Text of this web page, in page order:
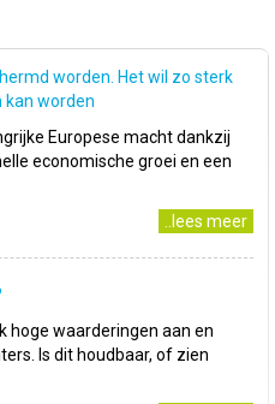
worden. Het wil zo sterk
kan worden
Europese macht dankzij
economische groei en een
..lees meer
hoge waarderingen aan en
Is dit houdbaar, of zien